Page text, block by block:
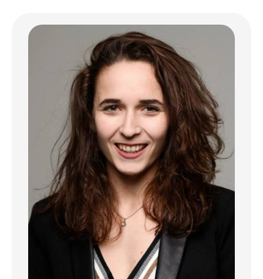
Au rez-de-chaussée:
Entrée donnant sur le salon le tout avec
environs +-27m2, cuisine complètement
équipée lumineuse (18m2) avec espace
repas, baie vitrée, donnant sur la terrasse
ainsi que sur le jardin exposé plein sud.
Le 1er étage:
Se compose d'un palier de +-12 m2 qui
dessert une chambre de 18 m², un bureau de
5m2, une salle de bain avec baignoire, double
lavabo, une douche et WC (10.75m2).
Au 2e étage:
Palier desservant toutes les pièces ou se
trouve une chambre (18m2), une 2ème
chambre de 10.60m2, ainsi qu'une salle de
douche neuve (7m2)